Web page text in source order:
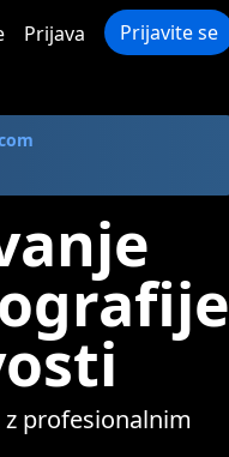
Prijava Prijavite se
profesionalnim